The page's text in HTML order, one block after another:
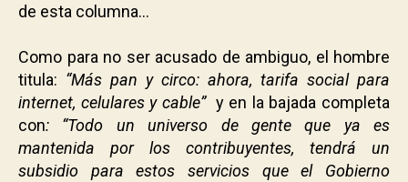
de esta columna…
Como para no ser acusado de ambiguo, el hombre
titula: “Más pan y circo: ahora, tarifa social para
internet, celulares y cable” y en la bajada completa
con: “Todo un universo de gente que ya es
mantenida por los contribuyentes, tendrá un
subsidio para estos servicios que el Gobierno